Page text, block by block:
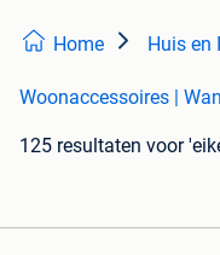
Home Huis en
Woonaccessoires |
125 resultaten voor